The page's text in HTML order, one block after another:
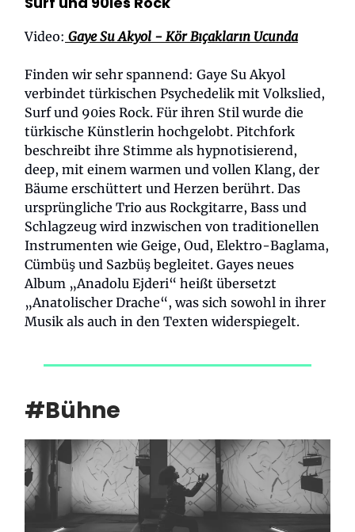
Video: Gaye Su Akyol - Kör Bıçakların Ucunda
Finden wir sehr spannend: Gaye Su Akyol
verbindet türkischen Psychedelik mit Volkslied,
Surf und 90ies Rock. Für ihren Stil wurde die
türkische Künstlerin hochgelobt. Pitchfork
beschreibt ihre Stimme als hypnotisierend,
deep, mit einem warmen und vollen Klang, der
Bäume erschüttert und Herzen berührt. Das
ursprüngliche Trio aus Rockgitarre, Bass und
Schlagzeug wird inzwischen von traditionellen
Instrumenten wie Geige, Oud, Elektro-Baglama,
Cümbüş und Sazbüş begleitet. Gayes neues
Album „Anadolu Ejderi“ heißt übersetzt
„Anatolischer Drache“, was sich sowohl in ihrer
Musik als auch in den Texten widerspiegelt.
#Bühne